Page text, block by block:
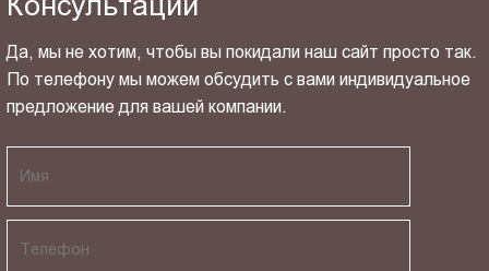
Да, мы не хотим, чтобы вы покидали наш сайт просто так.
По телефону мы можем обсудить с вами индивидуальное
предложение для вашей компании.